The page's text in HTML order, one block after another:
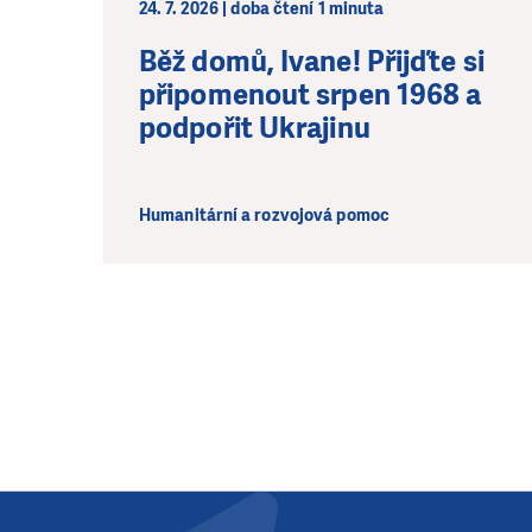
24. 7. 2026 | doba čtení 1 minuta
Běž domů, Ivane! Přijďte si
připomenout srpen 1968 a
podpořit Ukrajinu
Humanitární a rozvojová pomoc